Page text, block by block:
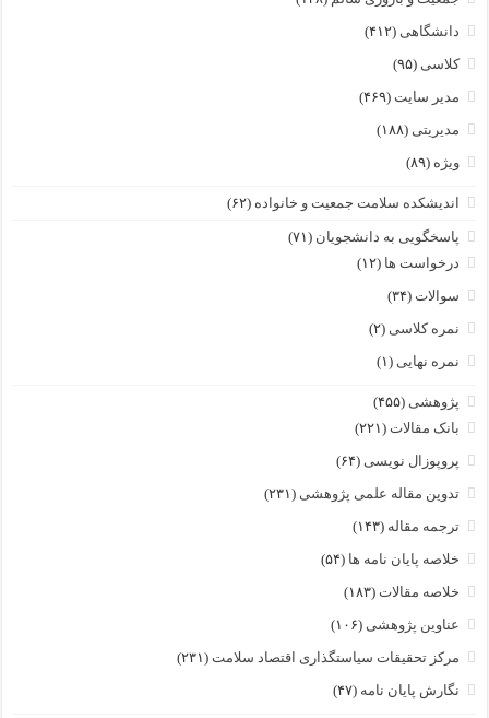
دانشگاهی (۴۱۲)
کلاسی (۹۵)
مدیر سایت (۴۶۹)
مدیریتی (۱۸۸)
ویژه (۸۹)
اندیشکده سلامت جمعیت و خانواده (۶۲)
پاسخگویی به دانشجویان (۷۱)
درخواست ها (۱۲)
سوالات (۳۴)
نمره کلاسی (۲)
نمره نهایی (۱)
پژوهشی (۴۵۵)
بانک مقالات (۲۲۱)
پروپوزال نویسی (۶۴)
تدوین مقاله علمی پژوهشی (۲۳۱)
ترجمه مقاله (۱۴۳)
خلاصه پایان نامه ها (۵۴)
خلاصه مقالات (۱۸۳)
عناوین پژوهشی (۱۰۶)
مرکز تحقیقات سیاستگذاری اقتصاد سلامت (۲۳۱)
نگارش پایان نامه (۴۷)